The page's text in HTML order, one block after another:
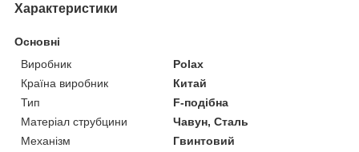
Характеристики
Основні
Виробник
Polax
Країна виробник
Китай
Тип
F-подібна
Матеріал струбцини
Чавун, Сталь
Механізм
Гвинтовий